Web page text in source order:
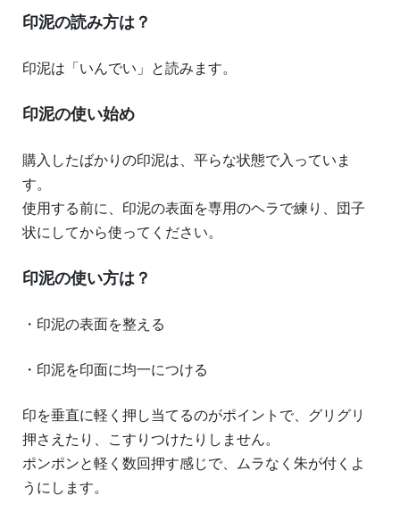
印泥の読み方は？
印泥は「いんでい」と読みます。
印泥の使い始め
購入したばかりの印泥は、平らな状態で入っていま
す。
使用する前に、印泥の表面を専用のヘラで練り、団子
状にしてから使ってください。
印泥の使い方は？
・印泥の表面を整える
・印泥を印面に均一につける
印を垂直に軽く押し当てるのがポイントで、グリグリ
押さえたり、こすりつけたりしません。
ポンポンと軽く数回押す感じで、ムラなく朱が付くよ
うにします。